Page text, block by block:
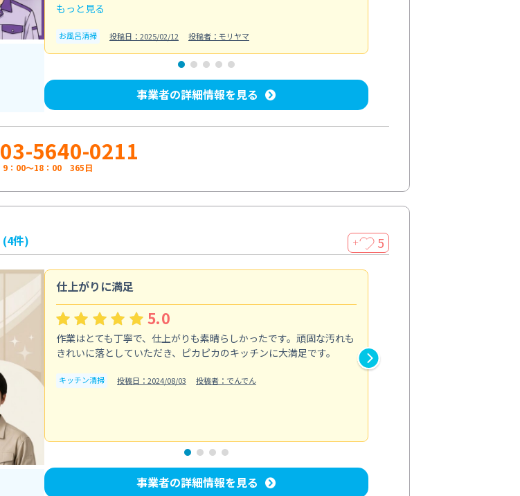
もっと見る
お風呂清掃 投稿日：2025/02/12 投稿者：モリヤマ
事業者の詳細情報を見る
03-5640-0211
9：00～18：00 365日
(4件) ＋ 5
仕上がりに満足
5.0
作業はとても丁寧で、仕上がりも素晴らしかったです。頑固な汚れも
きれいに落としていただき、ピカピカのキッチンに大満足です。
キッチン清掃 投稿日：2024/08/03 投稿者：でんでん
事業者の詳細情報を見る